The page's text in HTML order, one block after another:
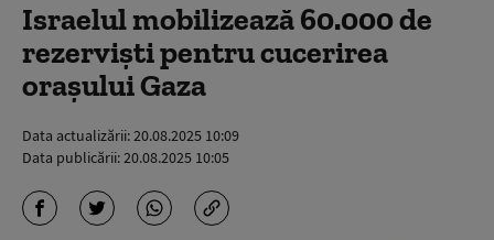
Israelul mobilizează 60.000 de
rezerviști pentru cucerirea
orașului Gaza
Data actualizării:20.08.2025 10:09
Data publicării:20.08.2025 10:05